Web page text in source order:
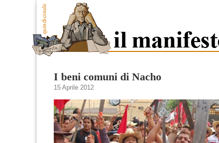
I beni comuni di Nacho
15 Aprile 2012